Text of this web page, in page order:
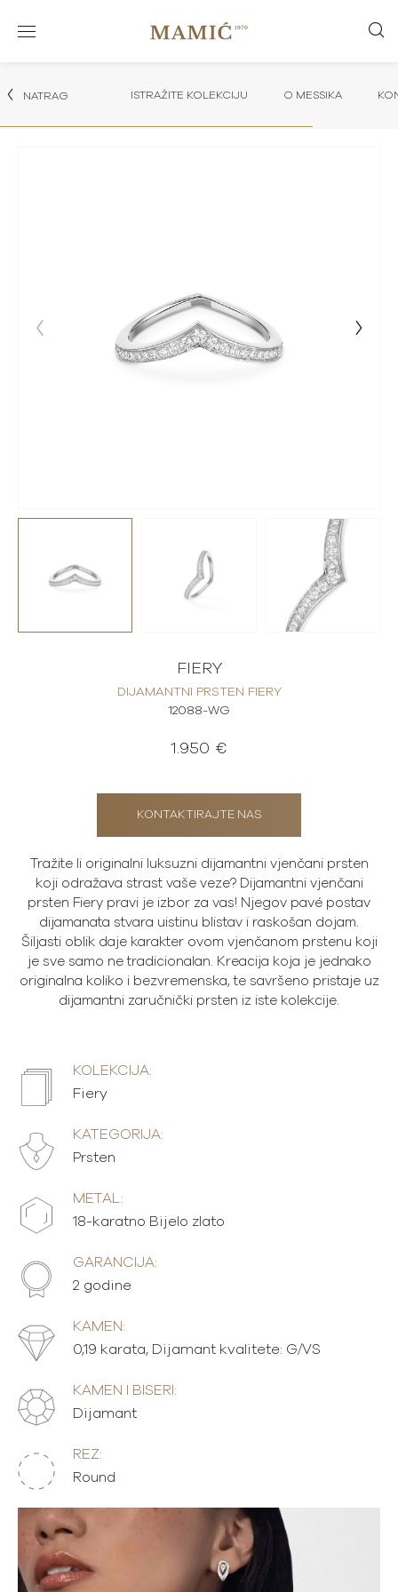
NATRAG ISTRAŽITE KOLEKCIJU O MESSIKA
FIERY
DIJAMANTNI PRSTEN FIERY
12088-WG
1.950 €
KONTAKTIRAJTE NAS
Tražite li originalni luksuzni dijamantni vjenčani prsten
koji odražava strast vaše veze? Dijamantni vjenčani
prsten Fiery pravi je izbor za vas! Njegov pavé postav
dijamanata stvara uistinu blistav i raskošan dojam.
Šiljasti oblik daje karakter ovom vjenčanom prstenu koji
je sve samo ne tradicionalan. Kreacija koja je jednako
originalna koliko i bezvremenska, te savršeno pristaje uz
dijamantni zaručnički prsten iz iste kolekcije.
KOLEKCIJA:
Fiery
KATEGORIJA:
Prsten
METAL:
18-karatno Bijelo zlato
GARANCIJA:
2 godine
KAMEN:
0,19 karata, Dijamant kvalitete: G/VS
KAMEN I BISERI:
Dijamant
REZ:
Round